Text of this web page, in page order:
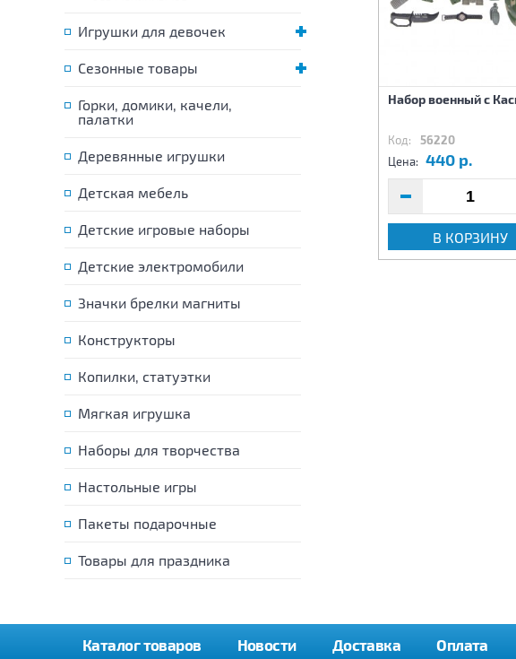
Игрушки для девочек
Сезонные товары
Горки, домики, качели,
палатки
Деревянные игрушки
Детская мебель
Детские игровые наборы
Детские электромобили
Значки брелки магниты
Конструкторы
Копилки, статуэтки
Мягкая игрушка
Наборы для творчества
Настольные игры
Пакеты подарочные
Товары для праздника
88 р.
В КОРЗИНУ
Цена:
В КОРЗИНУ
Набор военный с
Код: 56220
Цена: 440 р.
В КОРЗИНУ
Каталог товаров Новости Доставка Оплата